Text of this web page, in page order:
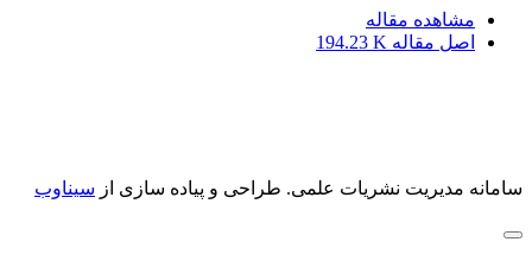
مشاهده مقاله
اصل مقاله 194.23 K
سامانه مدیریت نشریات علمی. طراحی و پیاده سازی از سیناوب